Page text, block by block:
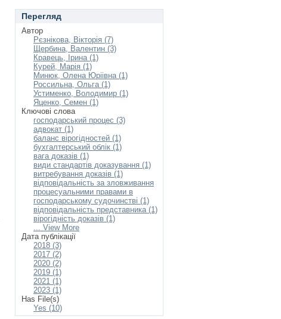
Перегляд
Автор
Рєзнікова, Вікторія (7)
Щербина, Валентин (3)
Кравець, Ірина (1)
Курей, Марія (1)
Минюк, Олена Юріівна (1)
Россильна, Ольга (1)
Устименко, Володимир (1)
Яценко, Семен (1)
Ключові слова
господарський процес (3)
адвокат (1)
баланс вірогідностей (1)
бухгалтерський облік (1)
вага доказів (1)
види стандартів доказування (1)
витребування доказів (1)
відповідальність за зловживання
процесуальними правами в
господарському судочинстві (1)
відповідальність представника (1)
вірогідність доказів (1)
... View More
Дата публікації
2018 (3)
2017 (2)
2020 (2)
2019 (1)
2021 (1)
2023 (1)
Has File(s)
Yes (10)